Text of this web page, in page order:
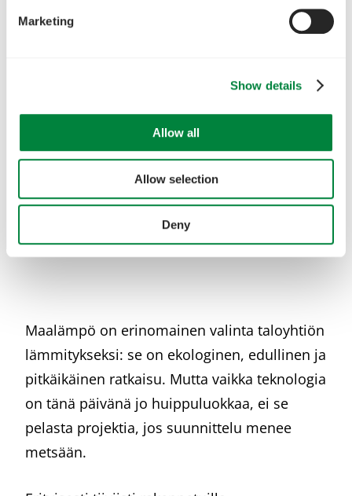
Marketing
Show details
Allow all
Allow selection
Deny
Maalämpö on erinomainen valinta taloyhtiön
lämmitykseksi: se on ekologinen, edullinen ja
pitkäikäinen ratkaisu. Mutta vaikka teknologia
on tänä päivänä jo huippuluokkaa, ei se
pelasta projektia, jos suunnittelu menee
metsään.